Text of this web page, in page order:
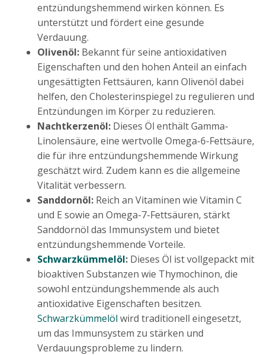
entzündungshemmend wirken können. Es
unterstützt und fördert eine gesunde
Verdauung.
Olivenöl: Bekannt für seine antioxidativen
Eigenschaften und den hohen Anteil an einfach
ungesättigten Fettsäuren, kann Olivenöl dabei
helfen, den Cholesterinspiegel zu regulieren und
Entzündungen im Körper zu reduzieren.
Nachtkerzenöl: Dieses Öl enthält Gamma-
Linolensäure, eine wertvolle Omega-6-Fettsäure,
die für ihre entzündungshemmende Wirkung
geschätzt wird. Zudem kann es die allgemeine
Vitalität verbessern.
Sanddornöl: Reich an Vitaminen wie Vitamin C
und E sowie an Omega-7-Fettsäuren, stärkt
Sanddornöl das Immunsystem und bietet
entzündungshemmende Vorteile.
Schwarzkümmelöl: Dieses Öl ist vollgepackt mit
bioaktiven Substanzen wie Thymochinon, die
sowohl entzündungshemmende als auch
antioxidative Eigenschaften besitzen.
Schwarzkümmelöl wird traditionell eingesetzt,
um das Immunsystem zu stärken und
Verdauungsprobleme zu lindern.